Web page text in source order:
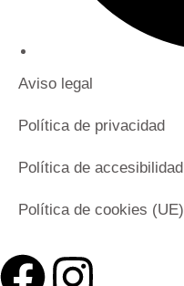
Aviso legal
Política de privacidad
Política de accesibilidad
Política de cookies (UE)